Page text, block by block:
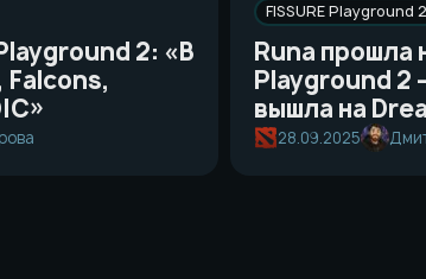
2: «В
FISSURE Playground 2
Runa прошла
Playground 2
вышла на
28.09.2025